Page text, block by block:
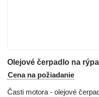
Olejové čerpadlo na
Cena na požiadanie
Časti motora - olejové